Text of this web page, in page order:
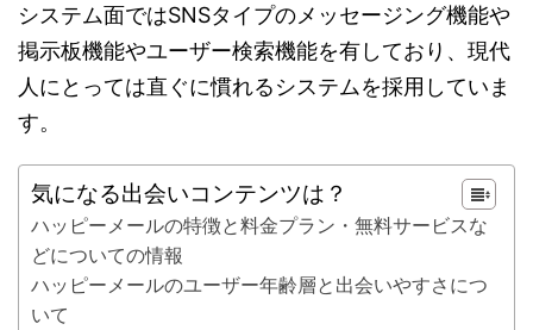
システム面ではSNSタイプのメッセージング機能や
掲示板機能やユーザー検索機能を有しており、現代
人にとっては直ぐに慣れるシステムを採用していま
す。
気になる出会いコンテンツは？
ハッピーメールの特徴と料金プラン・無料サービスな
どについての情報
ハッピーメールのユーザー年齢層と出会いやすさにつ
いて